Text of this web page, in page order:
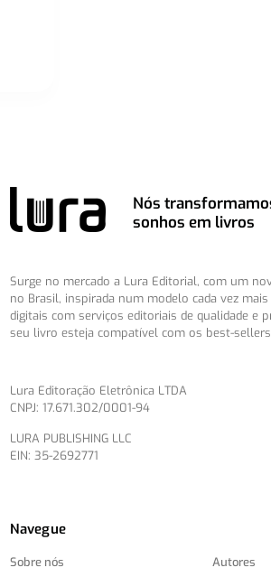
Nós
sonhos em livros
Surge no mercado a Lura Editorial, com um
no Brasil, inspirada num modelo cada vez
digitais com serviços editoriais de qualidade e
seu livro esteja compatível com os best-
Lura Editoração Eletrônica LTDA
CNPJ: 17.671.302/0001-94
LURA PUBLISHING LLC
EIN: 35-2692771
Navegue
Sobre nós
Autores